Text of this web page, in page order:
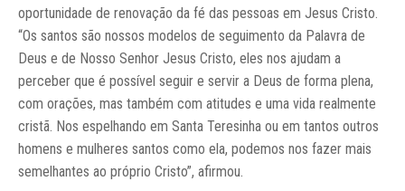
oportunidade de renovação da fé das pessoas em Jesus Cristo.
“Os santos são nossos modelos de seguimento da Palavra de
Deus e de Nosso Senhor Jesus Cristo, eles nos ajudam a
perceber que é possível seguir e servir a Deus de forma plena,
com orações, mas também com atitudes e uma vida realmente
cristã. Nos espelhando em Santa Teresinha ou em tantos outros
homens e mulheres santos como ela, podemos nos fazer mais
semelhantes ao próprio Cristo”, afirmou.